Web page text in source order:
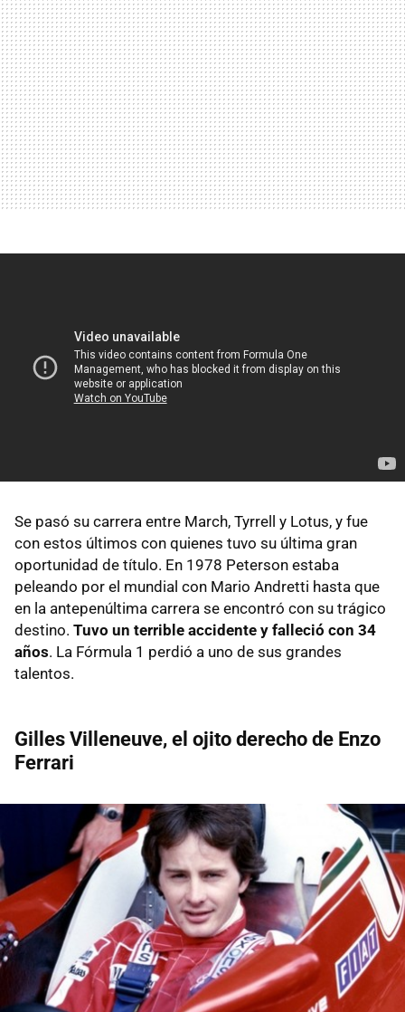
Se pasó su carrera entre March, Tyrrell y Lotus, y fue
con estos últimos con quienes tuvo su última gran
oportunidad de título. En 1978 Peterson estaba
peleando por el mundial con Mario Andretti hasta que
en la antepenúltima carrera se encontró con su trágico
destino. Tuvo un terrible accidente y falleció con 34
años. La Fórmula 1 perdió a uno de sus grandes
talentos.
Gilles Villeneuve, el ojito derecho de Enzo
Ferrari